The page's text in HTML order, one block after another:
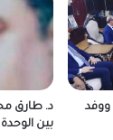
ووفد
د. طارق
بين